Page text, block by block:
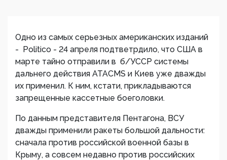
Одно из самых серьезных американских изданий
- Politico - 24 апреля подтветрдило, что США в
марте тайно отправили в б/УССР системы
дальнего действия ATACMS и Киев уже дважды
их применил. К ним, кстати, прикладываются
запрещенные кассетные боеголовки.
По данным представителя Пентагона, ВСУ
дважды применили ракеты большой дальности:
сначала против российской военной базы в
Крыму, а совсем недавно против российских